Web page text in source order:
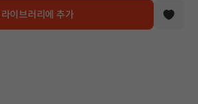
라이브러리에 추가